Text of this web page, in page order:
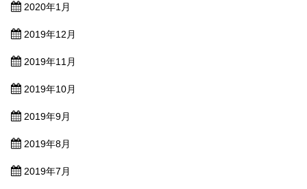
2020年1月
2019年12月
2019年11月
2019年10月
2019年9月
2019年8月
2019年7月